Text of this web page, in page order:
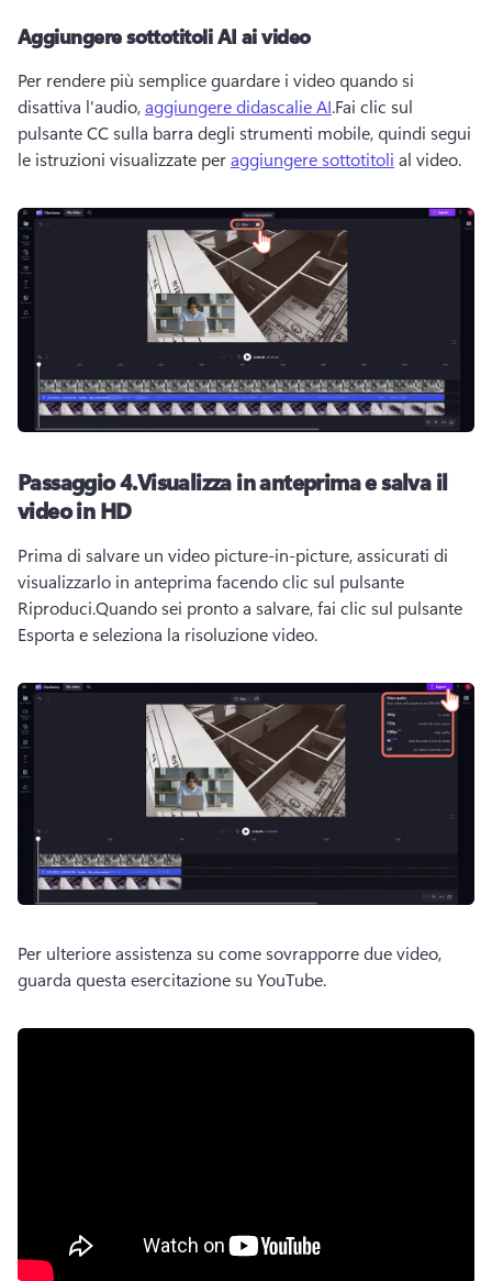
Aggiungere sottotitoli AI ai video
Per rendere più semplice guardare i video quando si
disattiva l'audio, aggiungere didascalie AI.Fai clic sul
pulsante CC sulla barra degli strumenti mobile, quindi segui
le istruzioni visualizzate per aggiungere sottotitoli al video.
Passaggio 4.Visualizza in anteprima e salva il
video in HD
Prima di salvare un video picture-in-picture, assicurati di
visualizzarlo in anteprima facendo clic sul pulsante
Riproduci.Quando sei pronto a salvare, fai clic sul pulsante
Esporta e seleziona la risoluzione video.
Per ulteriore assistenza su come sovrapporre due video,
guarda questa esercitazione su YouTube.